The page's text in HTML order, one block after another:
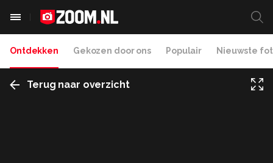
Ontdekken Gekozen door ons Populair Nieuwste
Terug naar overzicht